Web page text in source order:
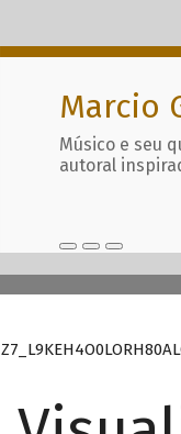
Marcio
Músico e seu
autoral